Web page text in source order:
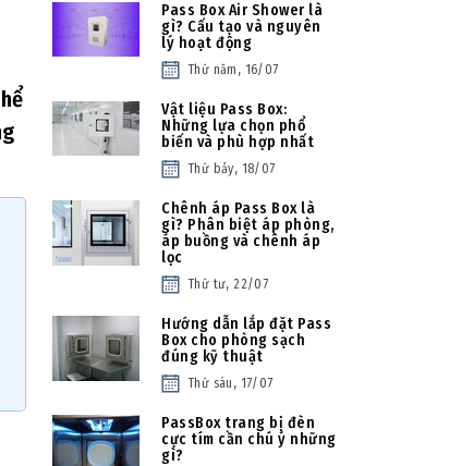
Pass Box Air Shower là
gì? Cấu tạo và nguyên
lý hoạt động
Thứ năm, 16/07
Vật liệu Pass Box:
Những lựa chọn phổ
biến và phù hợp nhất
Thứ bảy, 18/07
Chênh áp Pass Box là
gì? Phân biệt áp phòng,
áp buồng và chênh áp
lọc
Thứ tư, 22/07
Hướng dẫn lắp đặt Pass
Box cho phòng sạch
đúng kỹ thuật
Thứ sáu, 17/07
PassBox trang bị đèn
cực tím cần chú ý những
gì?